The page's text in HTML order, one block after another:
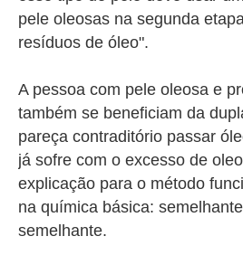
pele oleosas na segunda
resíduos de óleo".
A pessoa com pele oleosa e
também se beneficiam da
pareça contraditório passar
já sofre com o excesso de
explicação para o método
na química básica:
semelhante.